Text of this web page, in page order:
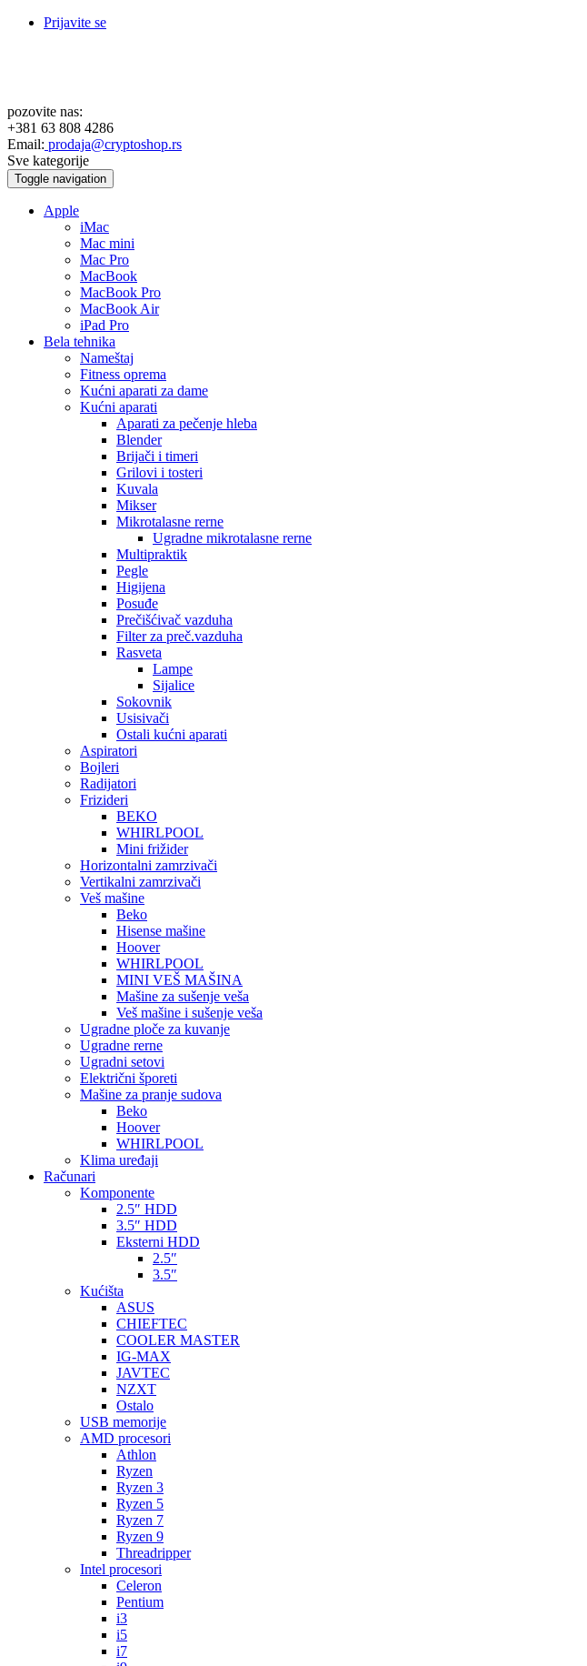
Prijavite se
pozovite nas:
+381 63 808 4286
Email: prodaja@cryptoshop.rs
Sve kategorije
Toggle navigation
Apple
iMac
Mac mini
Mac Pro
MacBook
MacBook Pro
MacBook Air
iPad Pro
Bela tehnika
Nameštaj
Fitness oprema
Kućni aparati za dame
Kućni aparati
Aparati za pečenje hleba
Blender
Brijači i timeri
Grilovi i tosteri
Kuvala
Mikser
Mikrotalasne rerne
Ugradne mikrotalasne rerne
Multipraktik
Pegle
Higijena
Posuđe
Prečišćivač vazduha
Filter za preč.vazduha
Rasveta
Lampe
Sijalice
Sokovnik
Usisivači
Ostali kućni aparati
Aspiratori
Bojleri
Radijatori
Frizideri
BEKO
WHIRLPOOL
Mini frižider
Horizontalni zamrzivači
Vertikalni zamrzivači
Veš mašine
Beko
Hisense mašine
Hoover
WHIRLPOOL
MINI VEŠ MAŠINA
Mašine za sušenje veša
Veš mašine i sušenje veša
Ugradne ploče za kuvanje
Ugradne rerne
Ugradni setovi
Električni šporeti
Mašine za pranje sudova
Beko
Hoover
WHIRLPOOL
Klima uređaji
Računari
Komponente
2.5″ HDD
3.5″ HDD
Eksterni HDD
2.5″
3.5″
Kućišta
ASUS
CHIEFTEC
COOLER MASTER
IG-MAX
JAVTEC
NZXT
Ostalo
USB memorije
AMD procesori
Athlon
Ryzen
Ryzen 3
Ryzen 5
Ryzen 7
Ryzen 9
Threadripper
Intel procesori
Celeron
Pentium
i3
i5
i7